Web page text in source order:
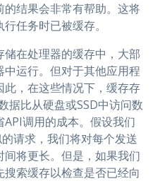
结果会非常有帮助。这将
任务时已被缓存。
在处理器的缓存中，大部
运行。但对于其他应用程
，在这些情况下，缓存存
据比从硬盘或SSD中访问数
调用的成本。假设我们
请求，我们将对每个发送
将更长。但是，如果我们
索缓存以检查是否已经向